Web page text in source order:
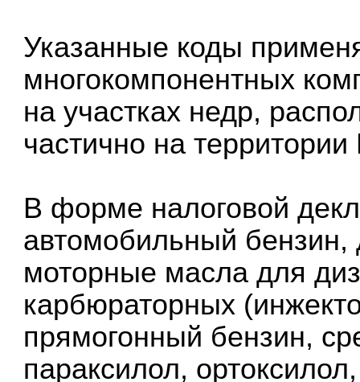
Указанные коды
многокомпонентных
на участках недр,
частично на территории
В форме налоговой
автомобильный бензин,
моторные масла для
карбюраторных
прямогонный бензин,
параксилол,